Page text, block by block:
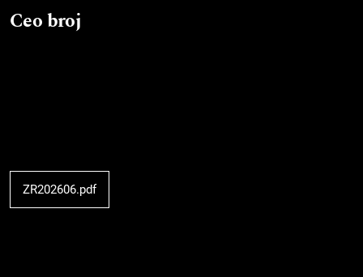
Ceo broj
ZR202606.pdf